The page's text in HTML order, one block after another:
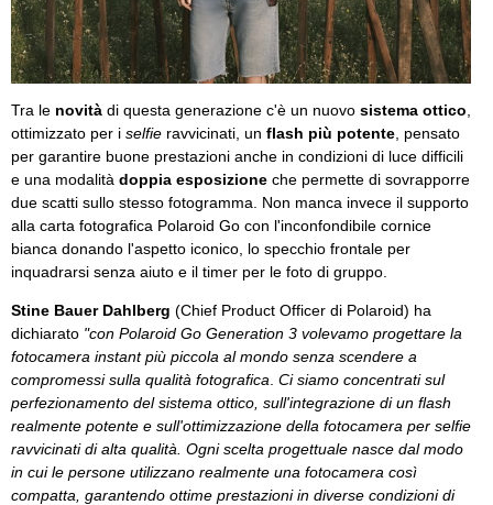
Tra le novità di questa generazione c'è un nuovo sistema ottico
ottimizzato per i selfie ravvicinati, un flash più potente , pensato
per garantire buone prestazioni anche in condizioni di luce difficili
e una modalità doppia esposizione che permette di sovrapporre
due scatti sullo stesso fotogramma. Non manca invece il supporto
alla carta fotografica Polaroid Go con l'inconfondibile cornice
bianca donando l'aspetto iconico, lo specchio frontale per
inquadrarsi senza aiuto e il timer per le foto di gruppo.
Stine Bauer Dahlberg (Chief Product Officer di Polaroid) ha
dichiarato "con Polaroid Go Generation 3 volevamo progettare la
fotocamera instant più piccola al mondo senza scendere a
compromessi sulla qualità fotografica Ci siamo concentrati sul
perfezionamento del sistema ottico, sull'integrazione di un flash
realmente potente e sull'ottimizzazione della fotocamera per selfie
ravvicinati di alta qualità. Ogni scelta progettuale nasce dal modo
in cui le persone utilizzano realmente una fotocamera così
compatta, garantendo ottime prestazioni in diverse condizioni di